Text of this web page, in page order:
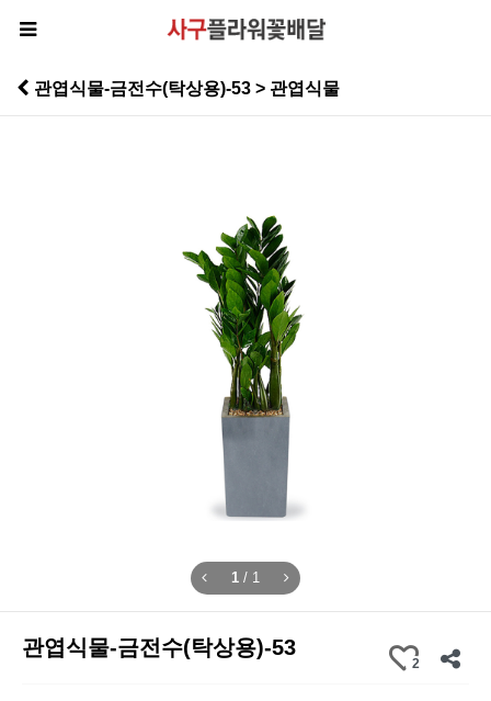
관엽식물-금전수(탁상용)-53 > 관엽식물
1 / 1
관엽식물-금전수(탁상용)-53
2